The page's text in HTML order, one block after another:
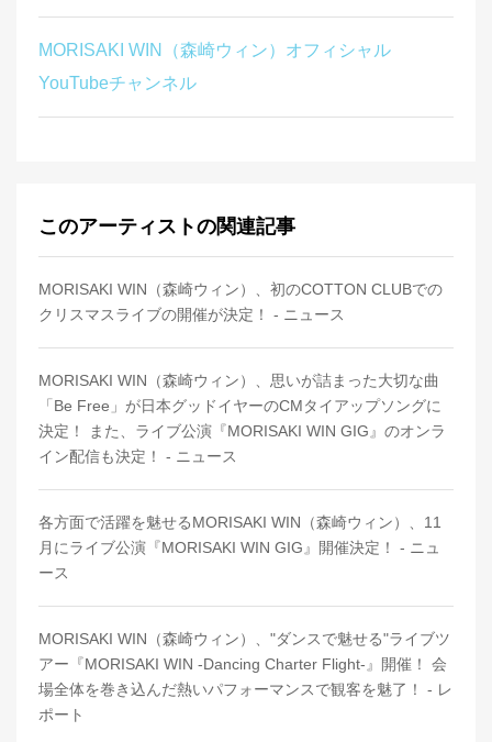
MORISAKI WIN（森崎ウィン）オフィシャル
YouTubeチャンネル
このアーティストの関連記事
MORISAKI WIN（森崎ウィン）、初のCOTTON CLUBでの
クリスマスライブの開催が決定！ - ニュース
MORISAKI WIN（森崎ウィン）、思いが詰まった大切な曲
「Be Free」が日本グッドイヤーのCMタイアップソングに
決定！ また、ライブ公演『MORISAKI WIN GIG』のオンラ
イン配信も決定！ - ニュース
各方面で活躍を魅せるMORISAKI WIN（森崎ウィン）、11
月にライブ公演『MORISAKI WIN GIG』開催決定！ - ニュ
ース
MORISAKI WIN（森崎ウィン）、"ダンスで魅せる"ライブツ
アー『MORISAKI WIN -Dancing Charter Flight-』開催！ 会
場全体を巻き込んだ熱いパフォーマンスで観客を魅了！ - レ
ポート